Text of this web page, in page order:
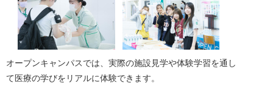
オープンキャンパスでは、実際の施設見学や体験学習を通し
て医療の学びをリアルに体験できます。